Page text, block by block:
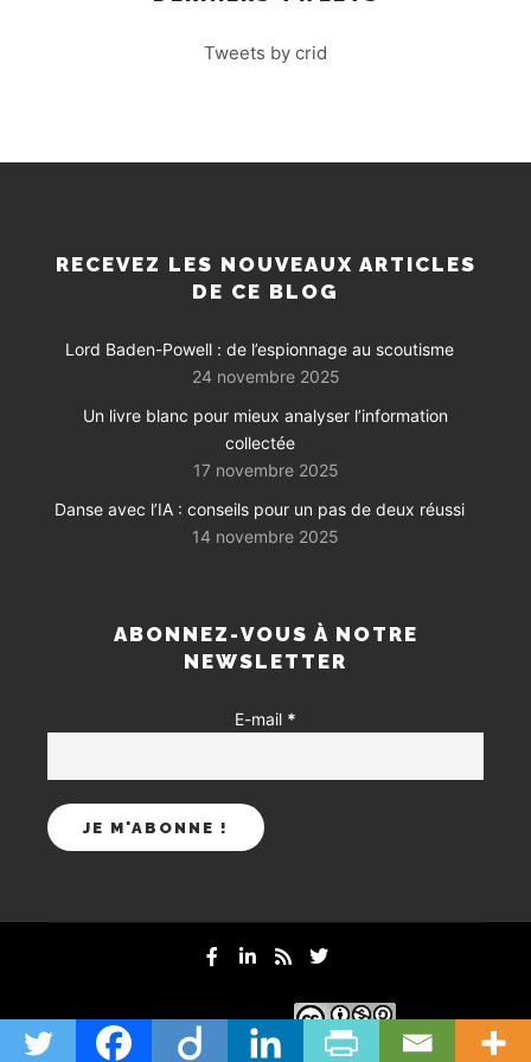
Tweets by crid
RECEVEZ LES NOUVEAUX ARTICLES
DE CE BLOG
Lord Baden-Powell : de l’espionnage au scoutisme
24 novembre 2025
Un livre blanc pour mieux analyser l’information
collectée
17 novembre 2025
Danse avec l’IA : conseils pour un pas de deux réussi
14 novembre 2025
ABONNEZ-VOUS À NOTRE
NEWSLETTER
E-mail *
mentions-legales